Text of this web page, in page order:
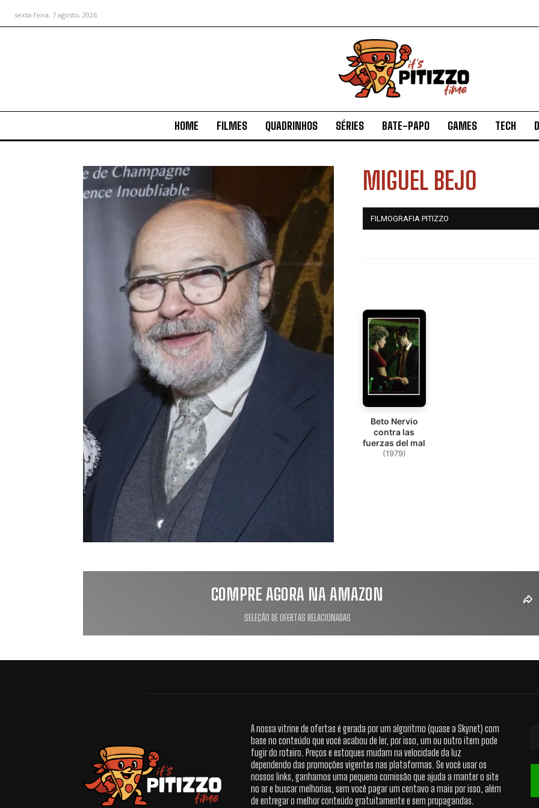
sexta-feira, 7 agosto, 2026
HOME FILMES QUADRINHOS SÉRIES BATE-PAPO GAMES TECH
MIGUEL BEJO
FILMOGRAFIA PITIZZO
Beto Nervio
contra las
fuerzas del mal
(1979)
COMPRE AGORA NA AMAZON
SELEÇÃO DE OFERTAS RELACIONADAS
A nossa vitrine de ofertas é gerada por um algoritmo (quase a Skynet) com
base no conteúdo que você acabou de ler, por isso, um ou outro item pode
fugir do roteiro. Preços e estoques mudam na velocidade da luz
dependendo das promoções vigentes nas plataformas. Se você usar os
nossos links, ganhamos uma pequena comissão que ajuda a manter o site
no ar e buscar melhorias, sem você pagar um centavo a mais por isso, além
de entregar o melhor conteúdo gratuitamente e sem propagandas.